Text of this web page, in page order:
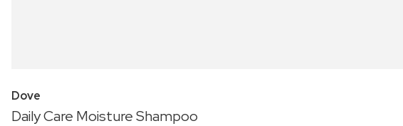
Dove
Daily Care Moisture Shampoo